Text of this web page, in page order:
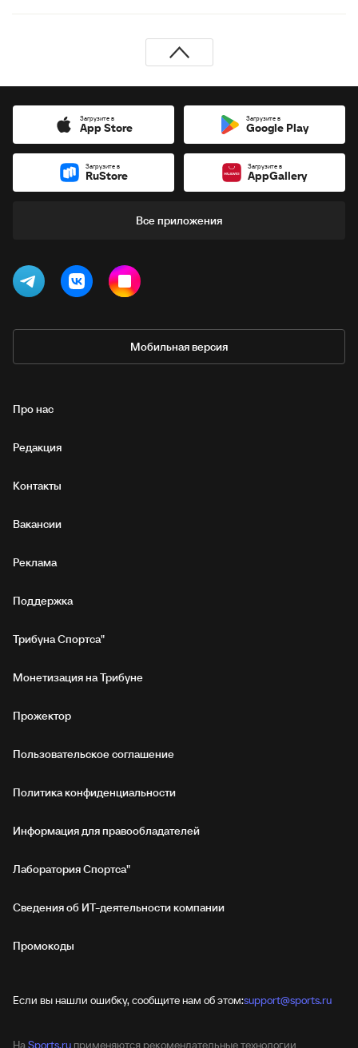
Загрузите в
App Store
Загрузите в
Google Play
Загрузите в
RuStore
Загрузите в
AppGallery
Все приложения
Мобильная версия
Про нас
Редакция
Контакты
Вакансии
Реклама
Поддержка
Трибуна Спортса"
Монетизация на Трибуне
Прожектор
Пользовательское соглашение
Политика конфиденциальности
Информация для правообладателей
Лаборатория Спортса"
Сведения об ИТ‑деятельности компании
Промокоды
Если вы нашли ошибку, сообщите нам об этом:support@sports.ru
НаSports.ru применяются рекомендательные технологии